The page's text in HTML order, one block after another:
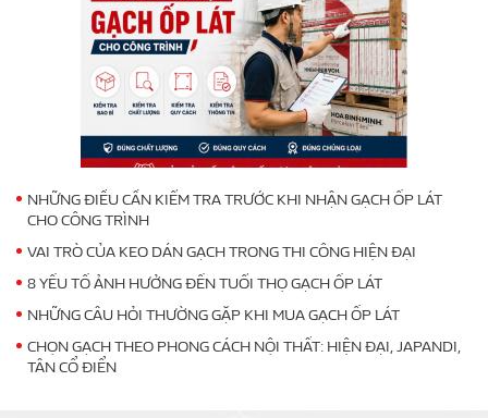
NHỮNG ĐIỀU CẦN KIỂM TRA TRƯỚC KHI NHẬN GẠCH ỐP LÁT
CHO CÔNG TRÌNH
VAI TRÒ CỦA KEO DÁN GẠCH TRONG THI CÔNG HIỆN ĐẠI
8 YẾU TỐ ẢNH HƯỞNG ĐẾN TUỔI THỌ GẠCH ỐP LÁT
NHỮNG CÂU HỎI THƯỜNG GẶP KHI MUA GẠCH ỐP LÁT
CHỌN GẠCH THEO PHONG CÁCH NỘI THẤT: HIỆN ĐẠI, JAPANDI,
TÂN CỔ ĐIỂN